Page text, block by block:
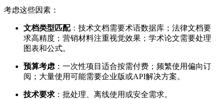
考虑这些因素：
文档类型匹配：技术文档需要术语数据库；法律文档要
求高精度；营销材料注重视觉效果；学术论文需要处理
图表和公式。
预算考虑 ：一次性项目适合按需付费；频繁使用偏向订
阅；大量使用可能需要企业版或API解决方案。
技术要求 ：批处理、离线使用或安全需求。